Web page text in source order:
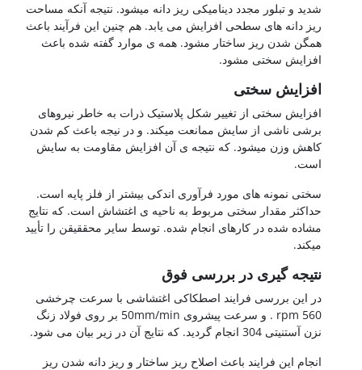
شدید و تبلور مجدد دینامیکی ریز دانه میشود. نتیجه آنکه مساحت
ریز دانه های سطحی افزایش می یابد. هم چنین این فرآیند باعث
همگن شدن ریز ساختار مشود. همه ی موارد گفته شده باعث
افزایش سختی مشود.
افزایش سختی
افزایش سختی از تغییر شکل پلاستیک ذرات به خاطر نیروهای
برشی ناشی از سایش ممانعت میکند. و در نیجه باعث کم شدن
کاهش وزن میشود. که نتیجه ی آن افزایش مقاومت به سایش
است.
سختی نمونه های مورد فرآوری اندکی بیشتر از فلز پایه است.
حداکثر مقدار سختی مربوط به ناحیه ی اغتشاش است. که نتایج
مشاده شده در کارهای انجام شده. توسط سایر محققیقن را تأیید
میکند.
نتیجه گیری در بررسی فوق
در این بررسی فرایند اصطکاکی اغتشاشی با سرعت چرخشی
rpm 560 . و سرعت پیشروی 50mm/min بر روی فولاد زنگ
نزن آستنیتی 304 انجام گردید. که نتایج آن در زیر بیان می شود.
انجام این فرایند باعث اصلاح ریز ساختار و ریز دانه شدن ریز